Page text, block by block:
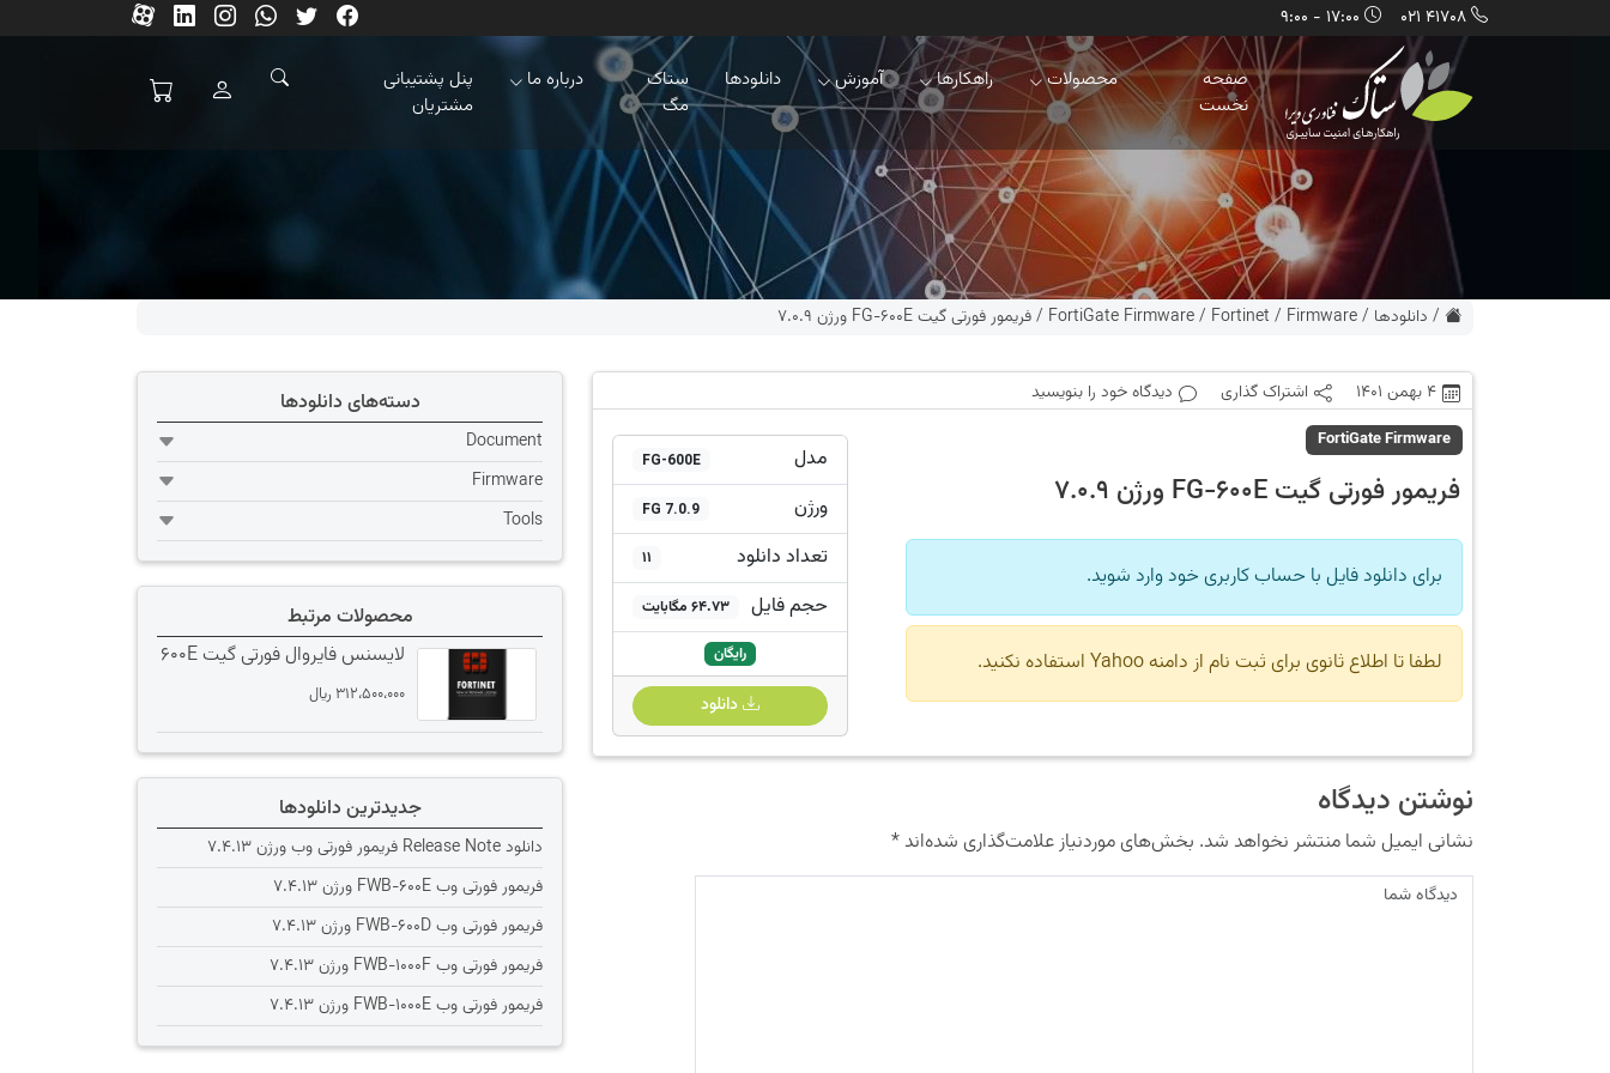
41708 021
صفحه
نخست
محصولات راهکارها آموزش دانلودها
ستاک
مگ
درباره ما
پنل پشتیبانی
مشتریان
/ دانلودها /
Firmware
/
Fortinet
/
FortiGate Firmware
/فریمور فورتی گیت FG-600E ورژن 7.0.9
4 بهمن 1401 اشتراک گذاری دیدگاه خود را بنویسید
FortiGate Firmware
فریمور فورتی گیت FG-600E ورژن 7.0.9
برای دانلود فایل با حساب کاربری خود وارد شوید.
لطفا تا اطلاع ثانوی برای ثبت نام از دامنه Yahoo استفاده نکنید.
مدل FG-600E
ورژن FG 7.0.9
تعداد دانلود 11
حجم فایل 64.73 مگابایت
رایگان
دانلود
نوشتن دیدگاه
نشانی ایمیل شما منتشر نخواهد شد. بخش‌های موردنیاز علامت‌گذاری شده‌اند*
دسته‌های دانلودها
Document
Firmware
Tools
محصولات مرتبط
لایسنس فایروال فورتی گیت 600E
312،500،000 ﷼
جدیدترین دانلودها
دانلود Release Note فریمور فورتی وب ورژن 7.4.13
فریمور فورتی وب FWB-600E ورژن 7.4.13
فریمور فورتی وب FWB-600D ورژن 7.4.13
فریمور فورتی وب FWB-1000F ورژن 7.4.13
فریمور فورتی وب FWB-1000E ورژن 7.4.13